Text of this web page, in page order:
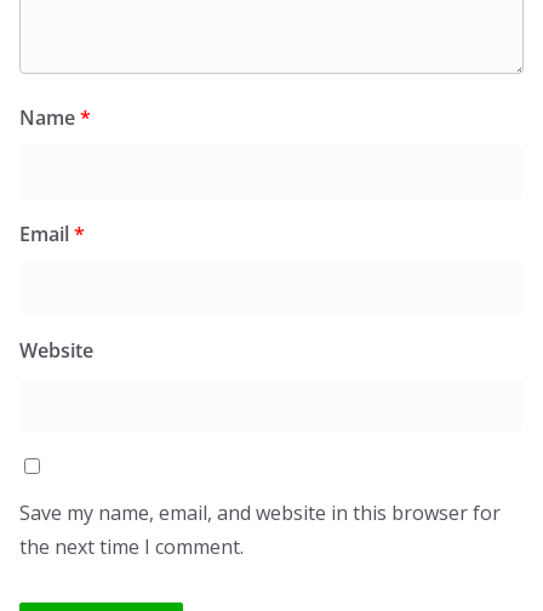
Name*
Email*
Website
Save my name, email, and website in this browser for
the next time I comment.